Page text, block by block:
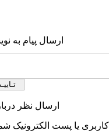
ارسال پیام به
ارسال نظر
کاربری یا پست الکترونیک